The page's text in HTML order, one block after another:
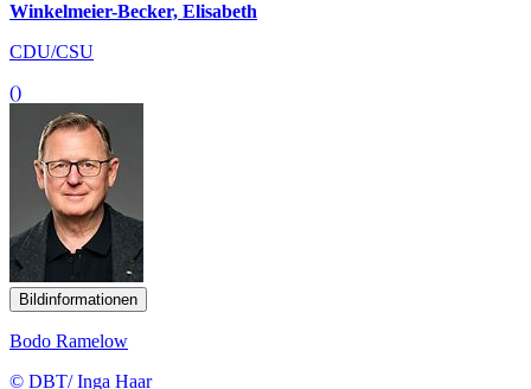
Winkelmeier-Becker, Elisabeth
CDU/CSU
()
Bildinformationen
Bodo Ramelow
© DBT/ Inga Haar